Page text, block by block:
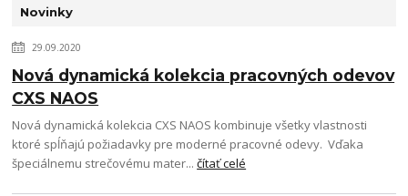
Novinky
29.09.2020
Nová dynamická kolekcia pracovných odevov
CXS NAOS
Nová dynamická kolekcia CXS NAOS kombinuje všetky vlastnosti
ktoré spĺňajú požiadavky pre moderné pracovné odevy. Vďaka
špeciálnemu strečovému mater...čítať celé